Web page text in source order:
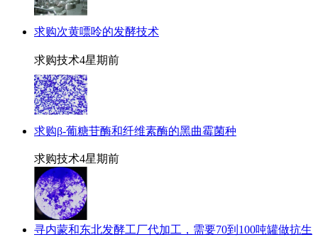
求购次黄嘌呤的发酵技术
求购技术4星期前
求购β-葡糖苷酶和纤维素酶的黑曲霉菌种
求购技术4星期前
寻内蒙和东北发酵工厂代加工，需要70到100吨罐做抗生